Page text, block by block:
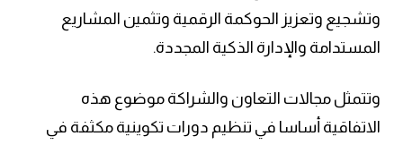
وتشجيع وتعزيز الحوكمة الرقمية وتثمين المشاريع
المستدامة والإدارة الذكية المجددة.
وتتمثل مجالات التعاون والشراكة موضوع هذه
الاتفاقية أساسا في تنظيم دورات تكوينية مكثفة في